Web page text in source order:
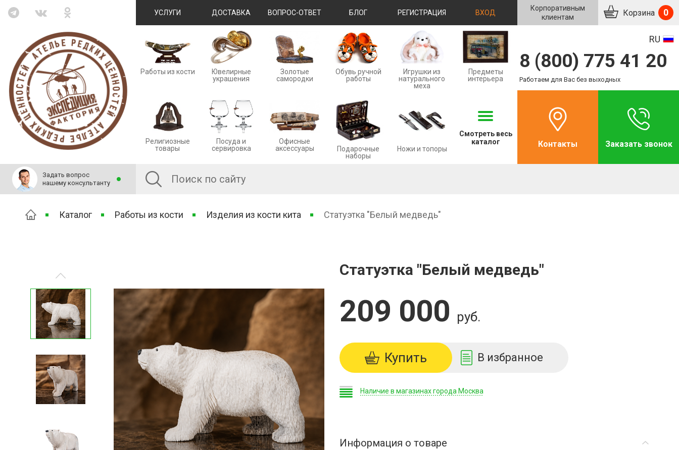
УСЛУГИ ДОСТАВКА ВОПРОС-ОТВЕТ БЛОГ РЕГИСТРАЦИЯ ВХОД
Корпоративным
клиентам
Корзина 0
Работы из кости
Ювелирные
украшения
Золотые
cамородки
Обувь ручной
работы
Игрушки из
натурального
меха
Предметы
интерьера
Религиозные
товары
Посуда и
сервировка
Офисные
аксессуары
Подарочные
наборы
Ножи и топоры
Смотреть весь
каталог
RU
8 (800) 775 41 20
Работаем для Вас без выходных
Контакты Заказать звонок
Задать вопрос
нашему консультанту
Каталог Работы из кости Изделия из кости кита Статуэтка "Белый медведь"
Статуэтка "Белый медведь"
209 000 руб.
Купить В избранное
Наличие в магазинах города Москва
Информация о товаре